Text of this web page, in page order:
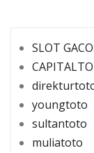
SLOT
youngtoto
sultantoto
muliatoto